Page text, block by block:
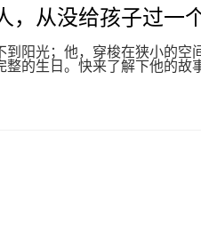
，从没给孩子过一
阳光；他，穿梭在狭小的
的生日。快来了解下他的故